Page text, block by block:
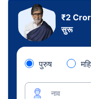
₹2
सुरू
पुरुष
नाव